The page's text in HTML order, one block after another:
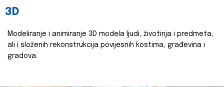
3D
Modeliranje i animiranje 3D modela ljudi, životinja i predmeta,
ali i složenih rekonstrukcija povijesnih kostima, građevina i
gradova.